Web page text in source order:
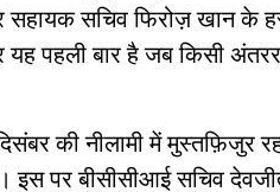
सहायक सचिव फिरोज़ खान के
पहली बार है जब किसी
की नीलामी में मुस्तफ़िजुर
इस पर बीसीसीआई सचिव